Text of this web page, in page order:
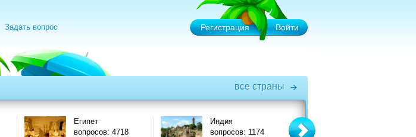
Задать вопрос Регистрация Войти
все страны
Египет
вопросов: 4718
Индия
вопросов: 1174
Италия
вопросов: 3575